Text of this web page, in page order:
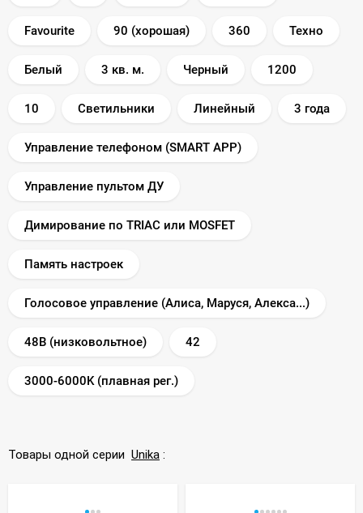
Favourite 90 (хорошая) 360 Техно
Белый 3 кв. м. Черный 1200
10 Светильники Линейный 3 года
Управление телефоном (SMART APP)
Управление пультом ДУ
Димирование по TRIAC или MOSFET
Память настроек
Голосовое управление (Алиса, Маруся, Алекса...)
48В (низковольтное) 42
3000-6000K (плавная рег.)
Товары одной серии Unika :